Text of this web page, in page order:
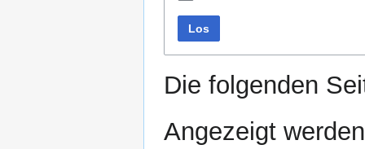
Los
Die folgenden
Angezeigt